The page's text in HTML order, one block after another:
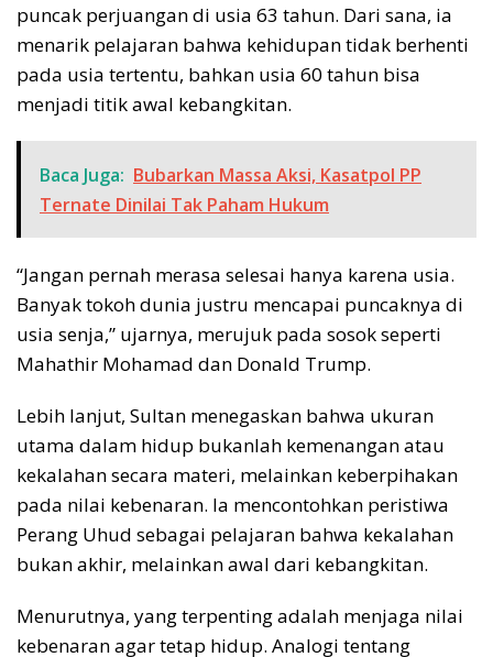
puncak perjuangan di usia 63 tahun. Dari sana, ia
menarik pelajaran bahwa kehidupan tidak berhenti
pada usia tertentu, bahkan usia 60 tahun bisa
menjadi titik awal kebangkitan.
Baca Juga: Bubarkan Massa Aksi, Kasatpol PP
Ternate Dinilai Tak Paham Hukum
“Jangan pernah merasa selesai hanya karena usia.
Banyak tokoh dunia justru mencapai puncaknya di
usia senja,” ujarnya, merujuk pada sosok seperti
Mahathir Mohamad dan Donald Trump.
Lebih lanjut, Sultan menegaskan bahwa ukuran
utama dalam hidup bukanlah kemenangan atau
kekalahan secara materi, melainkan keberpihakan
pada nilai kebenaran. Ia mencontohkan peristiwa
Perang Uhud sebagai pelajaran bahwa kekalahan
bukan akhir, melainkan awal dari kebangkitan.
Menurutnya, yang terpenting adalah menjaga nilai
kebenaran agar tetap hidup. Analogi tentang